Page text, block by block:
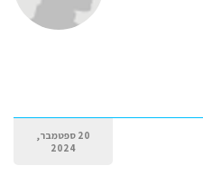
20 ספטמבר,
2024